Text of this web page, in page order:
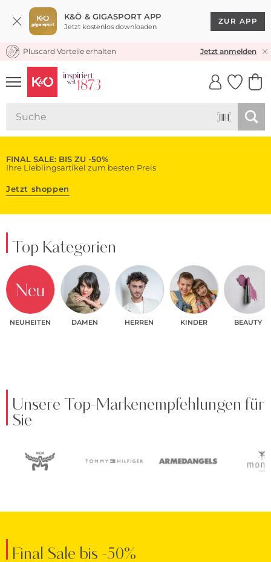
K&Ö & GIGASPORT APP
Jetzt kostenlos downloaden
ZUR APP
KOSTENLOSER VERSAND* & RÜCKVERSAND
Pluscard Vorteile erhalten Jetzt anmelden
UNSERE APP
CLICK &
FINAL SALE: BIS ZU -50%
Ihre Lieblingsartikel zum besten Preis
Jetzt shoppen
Top Kategorien
NEUHEITEN DAMEN HERREN KINDER BEAUTY
Unsere Top-Markenempfehlungen für
Sie
Final Sale bis -50%